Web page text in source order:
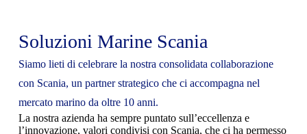
Soluzioni Marine Scania
Siamo lieti di celebrare la nostra consolidata collaborazione
con Scania, un partner strategico che ci accompagna nel
mercato marino da oltre 10 anni.
La nostra azienda ha sempre puntato sull’eccellenza e
l’innovazione, valori condivisi con Scania, che ci ha permesso